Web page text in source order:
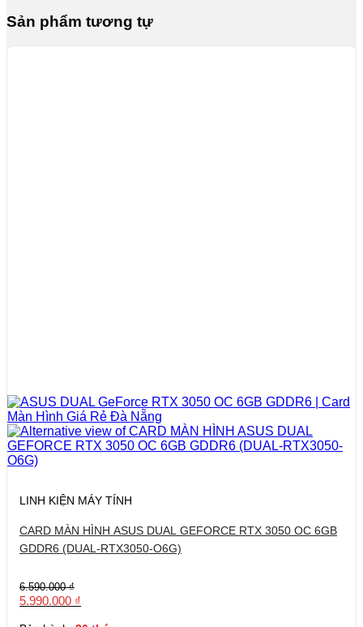
Sản phẩm tương tự
LINH KIỆN MÁY TÍNH
CARD MÀN HÌNH ASUS DUAL GEFORCE RTX 3050 OC 6GB
GDDR6 (DUAL-RTX3050-O6G)
6.590.000₫
Giá
gốc
5.990.000 ₫
Giá
hiện